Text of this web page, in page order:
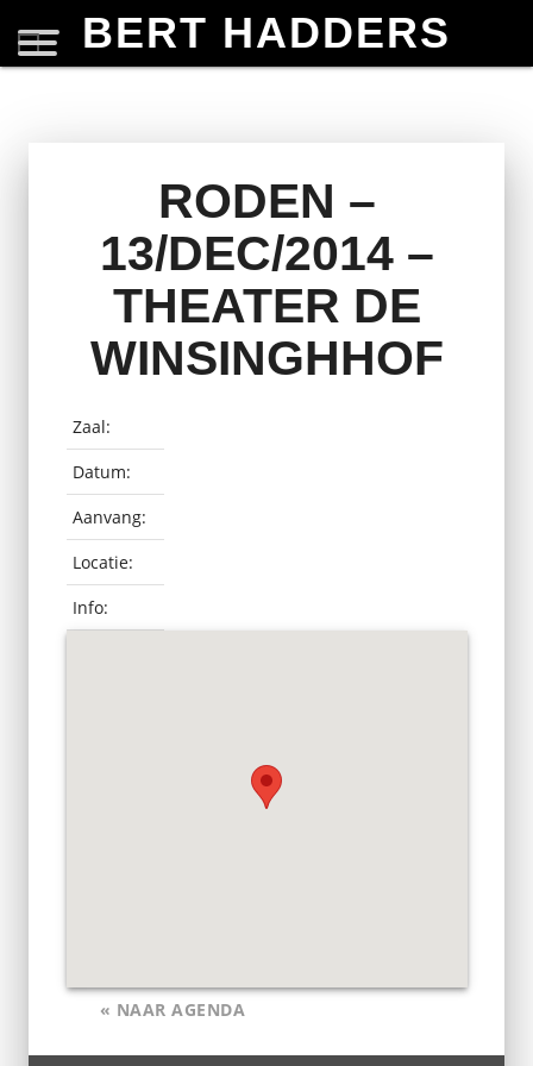
BERT HADDERS
RODEN –
13/DEC/2014 –
THEATER DE
WINSINGHHOF
Zaal:
Datum:
Aanvang:
Locatie:
Info:
« NAAR AGENDA